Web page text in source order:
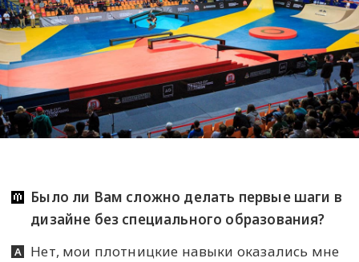
Было ли Вам сложно делать первые шаги в
дизайне без специального образования?
Нет, мои плотницкие навыки оказались мне